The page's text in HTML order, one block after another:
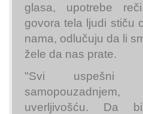
glasa, upotrebe
govora tela ljudi stiču
nama, odlučuju da li
žele da nas prate.
"Svi uspešni
uverljivošću. Da